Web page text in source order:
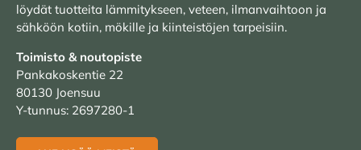
löydät tuotteita lämmitykseen, veteen, ilmanvaihtoon ja
sähköön kotiin, mökille ja kiinteistöjen tarpeisiin.
Toimisto & noutopiste
Pankakoskentie 22
80130 Joensuu
Y-tunnus: 2697280-1